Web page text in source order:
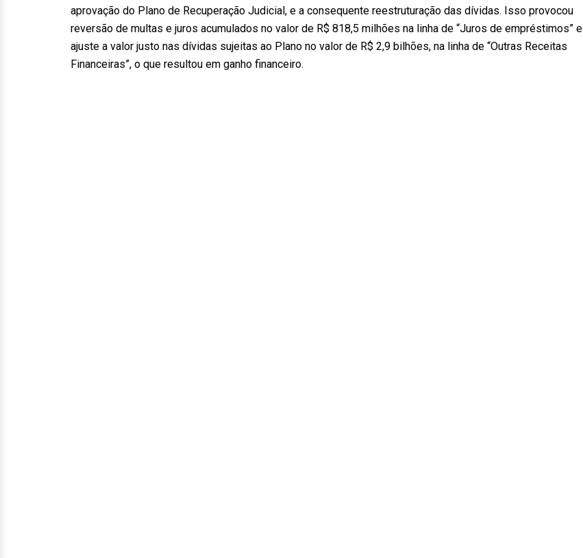
aprovação do Plano de Recuperação Judicial, e a consequente reestruturação das dívidas. Isso provocou
reversão de multas e juros acumulados no valor de R$ 818,5 milhões na linha de “Juros de empréstimos” e
ajuste a valor justo nas dívidas sujeitas ao Plano no valor de R$ 2,9 bilhões, na linha de “Outras Receitas
Financeiras”, o que resultou em ganho financeiro.